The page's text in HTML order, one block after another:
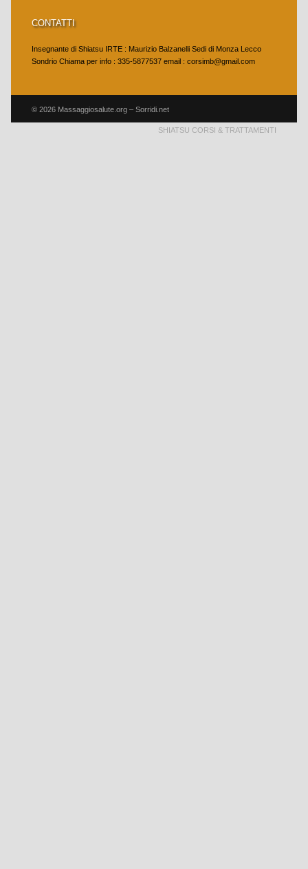
CONTATTI
Insegnante di Shiatsu IRTE : Maurizio Balzanelli Sedi di Monza Lecco
Sondrio Chiama per info : 335-5877537 email : corsimb@gmail.com
© 2026 Massaggiosalute.org – Sorridi.net
SHIATSU CORSI & TRATTAMENTI